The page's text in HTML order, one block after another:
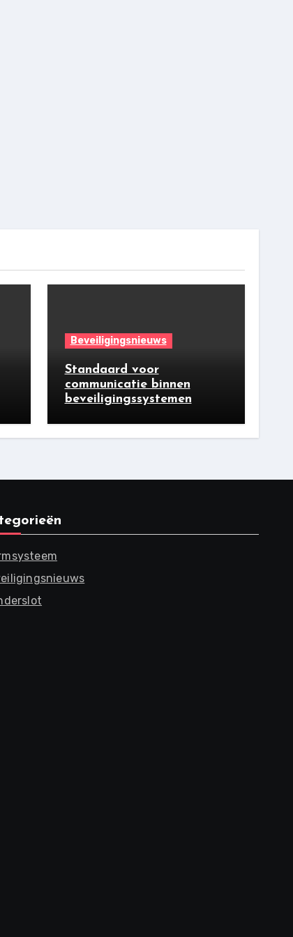
Beveiligingsnieuws
Standaard voor
communicatie binnen
beveiligingssystemen